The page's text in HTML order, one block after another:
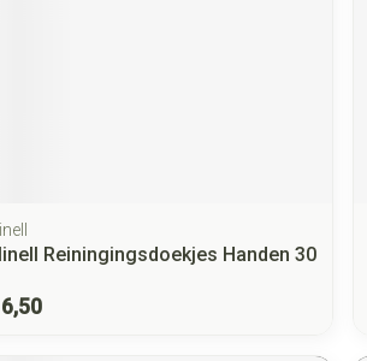
Reiningingsdoekjes Handen 30